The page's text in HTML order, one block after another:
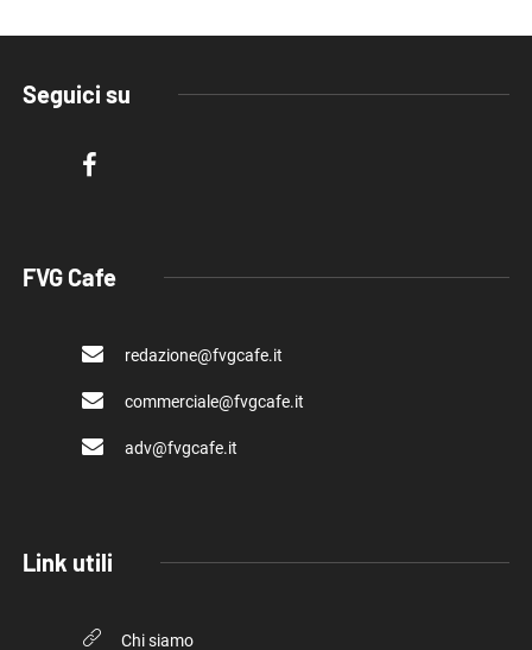
Seguici su
FVG Cafe
redazione@fvgcafe.it
commerciale@fvgcafe.it
adv@fvgcafe.it
Link utili
Chi siamo